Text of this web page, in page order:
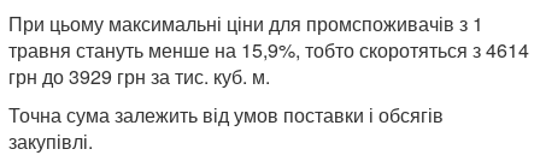
При цьому максимальні ціни для промспоживачів з 1
травня стануть менше на 15,9%, тобто скоротяться з 4614
грн до 3929 грн за тис. куб. м.
Точна сума залежить від умов поставки і обсягів
закупівлі.